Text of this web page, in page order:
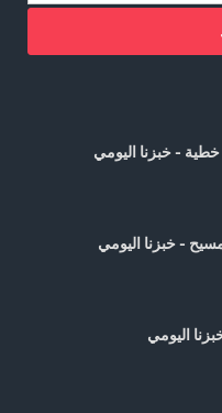
خطية - خبزنا اليومي
- خبزنا اليومي
اليومي